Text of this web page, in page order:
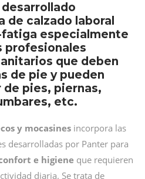
de calzado laboral
especialmente
profesionales
que deben
de pie y pueden
de pies, piernas,
etc.
y mocasines incorpora las
desarrolladas por Panter para
e higiene que requieren
diaria. Se trata de